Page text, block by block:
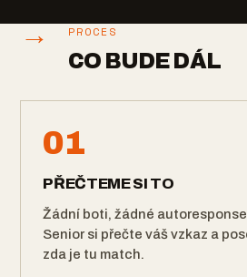
→ PROCES
CO BUDE DÁL
01
PŘEČTEME SI TO
Žádní boti, žádné
Senior si přečte váš vzkaz a
zda je tu match.